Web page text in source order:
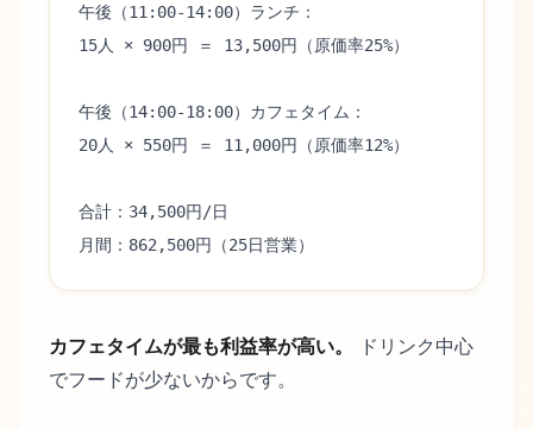
午後（11:00-14:00）ランチ：
15人 × 900円 ＝ 13,500円（原価率25%）
午後（14:00-18:00）カフェタイム：
20人 × 550円 ＝ 11,000円（原価率12%）
合計：34,500円/日
月間：862,500円（25日営業）
カフェタイムが最も利益率が高い。
ドリンク中心
でフードが少ないからです。